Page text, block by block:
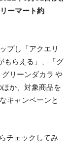
ーマート約
プし「アクエリ
もらえる」、「グ
リーンダカラ や
か、対象商品を
キャンペーンと
チェックしてみ